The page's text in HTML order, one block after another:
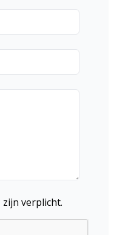
verplicht.